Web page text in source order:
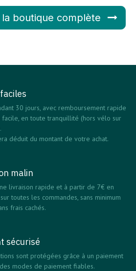
boutique complète
30 jours, avec remboursement rapide
facile, en toute tranquillité (hors vélo sur
déduit du montant de votre achat.
malin
livraison rapide et à partir de 7€ en
toutes les commandes, sans minimum
frais cachés.
sécurisé
sont protégées grâce à un paiement
modes de paiement fiables.